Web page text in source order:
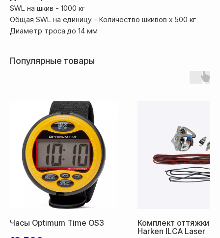
SWL на шкив - 1000 кг
Общая SWL на единицу - Количество шкивов x 500 кг
Диаметр троса до 14 мм
Популярные товары
Часы Optimum Time OS3
Комплект оттяжки
Harken ILCA Laser
Доставка
Доставка товара осуществляется
почтовым сервисом СДЭК:
По России — 300₽,
срок доставки 2-3 дня
По СНГ — 1000₽,
срок доставки от 5 дней